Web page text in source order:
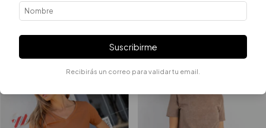
BÁSICOS
Suscribirme
Recibirás un correo para validar tu email.